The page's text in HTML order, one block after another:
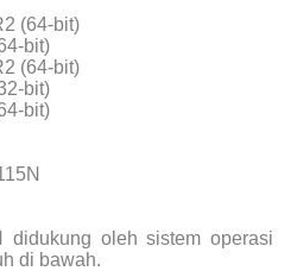
(64-bit)
bit)
(64-bit)
bit)
bit)
didukung oleh sistem operasi
di bawah.